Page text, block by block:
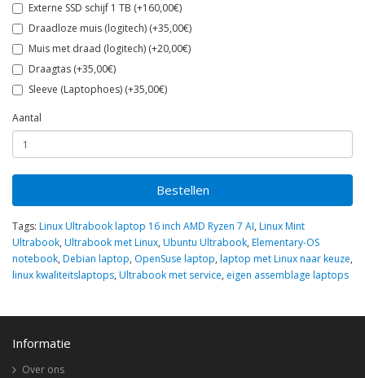
Externe SSD schijf 1 TB (+160,00€)
Draadloze muis (logitech) (+35,00€)
Muis met draad (logitech) (+20,00€)
Draagtas (+35,00€)
Sleeve (Laptophoes) (+35,00€)
Aantal
Bestellen
Tags: Linux Ultrabook laptop 16 inch AMD Ryzen 7 AI, Linux Mint
Ultrabook, Ultrabook met Linux, Ubuntu Ultrabook, Elementary-OS
notebook, Debian laptop, OpenSuse laptop, laptop met Linux naar keuze,
linux kwaliteitslaptops, Ultrabook met service, eigen assemblage laptops
Informatie
Over ons